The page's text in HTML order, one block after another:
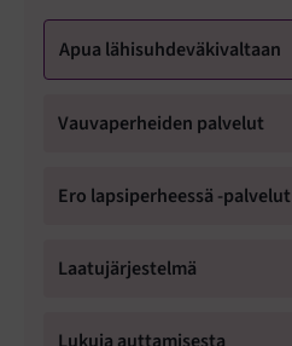
Apua lähisuhdeväkivaltaan
Vauvaperheiden palvelut
Ero lapsiperheessä -palvelut
Laatujärjestelmä